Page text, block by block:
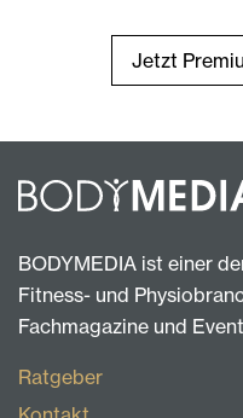
Jetzt
BODYMEDIA ist einer
Fitness- und
Fachmagazine und
Ratgeber